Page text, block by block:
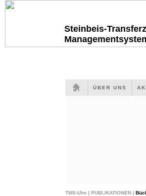
Steinbeis-
ÜBER UNS
TMS-Ulm | PUBLIKATIONEN |